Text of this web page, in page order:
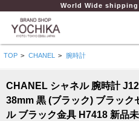
World Wide shipping
TOP > CHANEL > 腕時計
CHANEL シャネル 腕時計
38mm 黒 (ブラック) ブラック
ル ブラック金具 H7418 新品